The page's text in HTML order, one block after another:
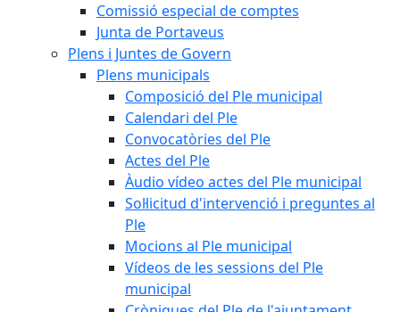
Comissió especial de comptes
Junta de Portaveus
Plens i Juntes de Govern
Plens municipals
Composició del Ple municipal
Calendari del Ple
Convocatòries del Ple
Actes del Ple
Àudio vídeo actes del Ple municipal
Sol·licitud d'intervenció i preguntes al
Ple
Mocions al Ple municipal
Vídeos de les sessions del Ple
municipal